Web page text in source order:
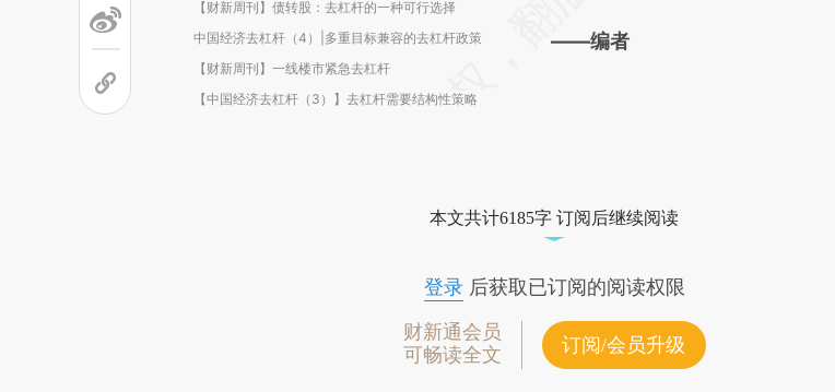
【财新周刊】债转股：去杠杆的一种可行选择
中国经济去杠杆（4）|多重目标兼容的去杠杆政策
【财新周刊】一线楼市紧急去杠杆
【中国经济去杠杆（3）】去杠杆需要结构性策略
——编者
本文共计6185字 订阅后继续阅读
登录后获取已订阅的阅读权限
财新通会员
可畅读全文
订阅/会员升级